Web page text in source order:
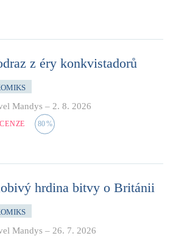
z éry konkvistadorů
Mandys – 2. 8. 2026
80%
hrdina bitvy o Británii
Mandys – 26. 7. 2026